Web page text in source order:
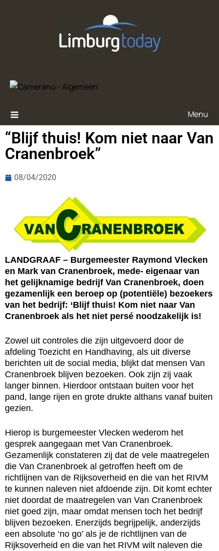
Menu
“Blijf thuis! Kom niet naar Van
Cranenbroek”
08/04/2020
LANDGRAAF – Burgemeester Raymond Vlecken
en Mark van Cranenbroek, mede- eigenaar van
het gelijknamige bedrijf Van Cranenbroek, doen
gezamenlijk een beroep op (potentiële) bezoekers
van het bedrijf: ‘Blijf thuis! Kom niet naar Van
Cranenbroek als het niet persé noodzakelijk is!
Zowel uit controles die zijn uitgevoerd door de
afdeling Toezicht en Handhaving, als uit diverse
berichten uit de social media, blijkt dat mensen Van
Cranenbroek blijven bezoeken. Ook zijn zij vaak
langer binnen. Hierdoor ontstaan buiten voor het
pand, lange rijen en grote drukte althans vanaf buiten
gezien.
Hierop is burgemeester Vlecken wederom het
gesprek aangegaan met Van Cranenbroek.
Gezamenlijk constateren zij dat de vele maatregelen
die Van Cranenbroek al getroffen heeft om de
richtlijnen van de Rijksoverheid en die van het RIVM
te kunnen naleven niet afdoende zijn. Dit komt echter
niet doordat de maatregelen van Van Cranenbroek
niet goed zijn, maar omdat mensen toch het bedrijf
blijven bezoeken. Enerzijds begrijpelijk, anderzijds
een absolute ‘no go’ als je de richtlijnen van de
Rijksoverheid en die van het RIVM wilt naleven die